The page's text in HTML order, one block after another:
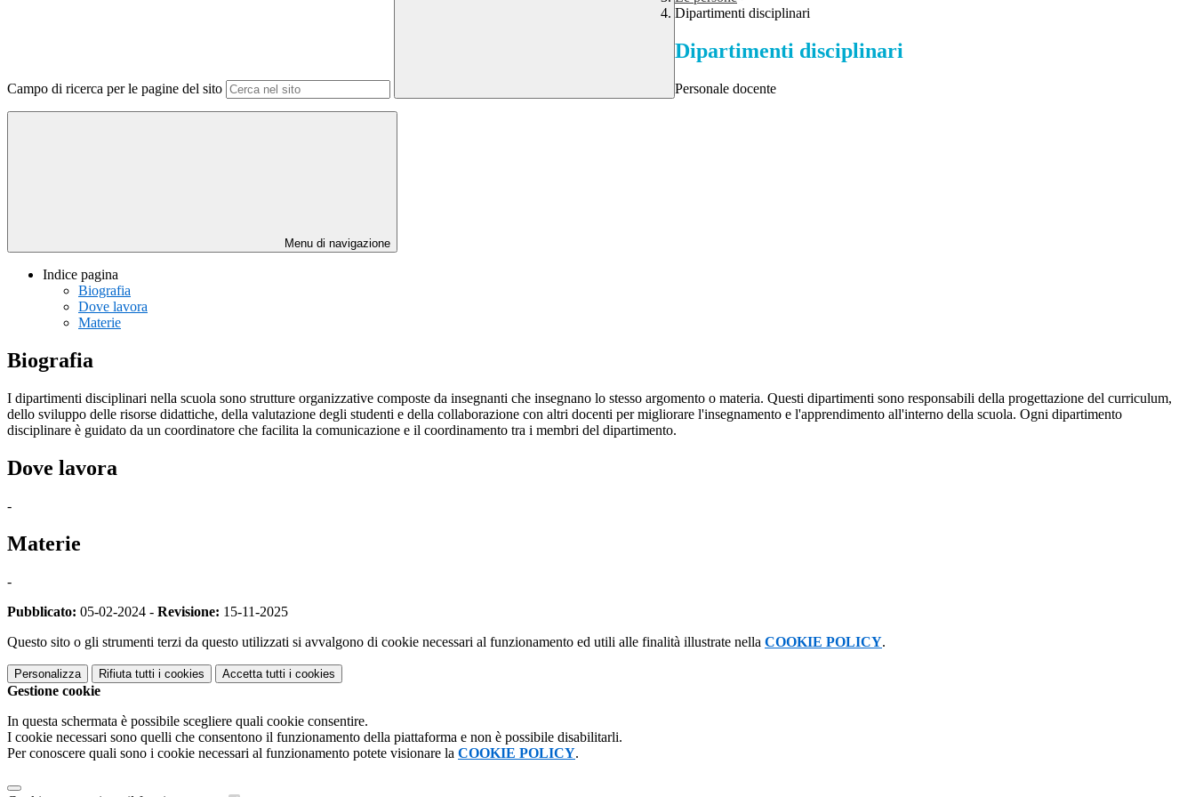
Campo di ricerca per le pagine del sito
Dipartimenti disciplinari
Dipartimenti disciplinari
Personale docente
Menu di navigazione
Indice pagina
Biografia
Dove lavora
Materie
Biografia
I dipartimenti disciplinari nella scuola sono strutture organizzative composte da insegnanti che insegnano lo stesso argomento o materia. Questi dipartimenti sono responsabili della progettazione del curriculum,
dello sviluppo delle risorse didattiche, della valutazione degli studenti e della collaborazione con altri docenti per migliorare l'insegnamento e l'apprendimento all'interno della scuola. Ogni dipartimento
disciplinare è guidato da un coordinatore che facilita la comunicazione e il coordinamento tra i membri del dipartimento.
Dove lavora
-
Materie
-
Pubblicato: 05-02-2024 - Revisione: 15-11-2025
Questo sito o gli strumenti terzi da questo utilizzati si avvalgono di cookie necessari al funzionamento ed utili alle finalità illustrate nella COOKIE POLICY.
Personalizza Rifiuta tutti i cookies Accetta tutti i cookies
Gestione cookie
In questa schermata è possibile scegliere quali cookie consentire.
I cookie necessari sono quelli che consentono il funzionamento della piattaforma e non è possibile disabilitarli.
Per conoscere quali sono i cookie necessari al funzionamento potete visionare la COOKIE POLICY.